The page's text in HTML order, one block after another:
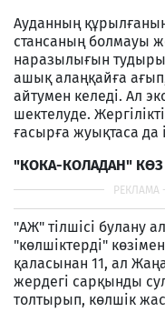
Ауданның
стансаның болмауы
наразылығын
ашық алаңқайға
айтумен келеді. Ал
шектелуде.
ғасырға жуықтаса да
"КОКА-КОЛАДАН"
"АЖ" тілшісі булану
"көлшіктерді"
қаласынан 11, ал
жердегі сарқынды
толтырып, көлшік